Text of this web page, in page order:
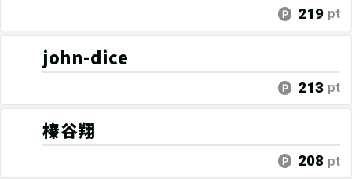
219 pt
john-dice
213 pt
榛谷翔
208 pt